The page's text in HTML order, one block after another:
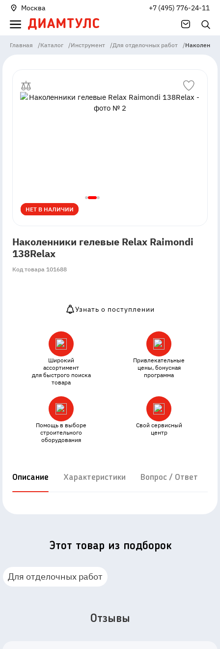
Москва +7 (495) 776-24-11
Главная /Каталог /Инструмент /Для отделочных работ /
НЕТ В НАЛИЧИИ
НЕТ В НАЛИЧИИ
Наколенники гелевые Relax Raimondi
138Relax
Код товара 101688
Узнать о поступлении
Широкий
ассортимент
для быстрого поиска
товара
Привлекательные
цены, бонусная
программа
Помощь в выборе
строительного
оборудования
Свой сервисный
центр
Описание Характеристики Вопрос / Ответ
Этот товар из подборок
Для отделочных работ
Отзывы